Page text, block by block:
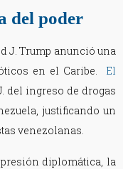
del poder
J. Trump anunció una
en el Caribe. El
del ingreso de drogas
justificando un
venezolanas.
diplomática, la